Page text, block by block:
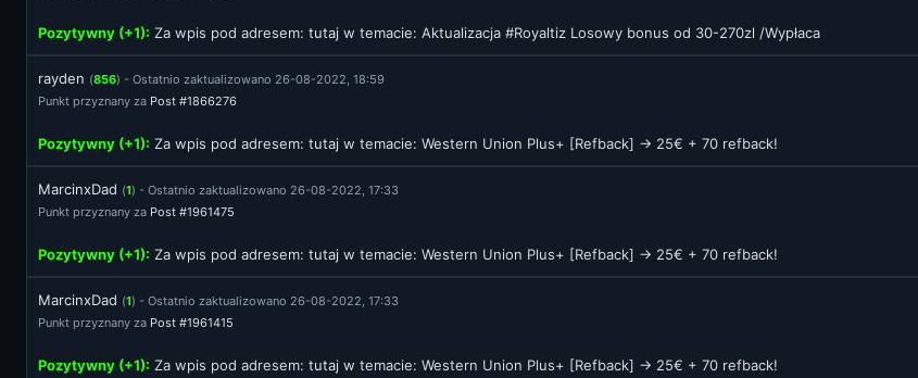
Pozytywny (+1): Za wpis pod adresem: tutaj w temacie: Aktualizacja #Royaltiz Losowy bonus od 30-270zl /Wypłaca
rayden (856) - Ostatnio zaktualizowano 26-08-2022, 18:59
Punkt przyznany za Post #1866276
Pozytywny (+1): Za wpis pod adresem: tutaj w temacie: Western Union Plus+ [Refback] -> 25€ + 70 refback!
MarcinxDad (1) - Ostatnio zaktualizowano 26-08-2022, 17:33
Punkt przyznany za Post #1961475
Pozytywny (+1): Za wpis pod adresem: tutaj w temacie: Western Union Plus+ [Refback] -> 25€ + 70 refback!
MarcinxDad (1) - Ostatnio zaktualizowano 26-08-2022, 17:33
Punkt przyznany za Post #1961415
Pozytywny (+1): Za wpis pod adresem: tutaj w temacie: Western Union Plus+ [Refback] -> 25€ + 70 refback!